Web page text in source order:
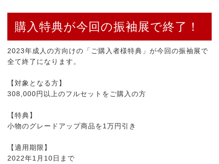
購入特典が今回の振袖展で終了！
2023年成人の方向けの「ご購入者様特典」が今回の振袖展で
全て終了になります。
【対象となる方】
308,000円以上のフルセットをご購入の方
【特典】
小物のグレードアップ商品を1万円引き
【適用期限】
2022年1月10日まで